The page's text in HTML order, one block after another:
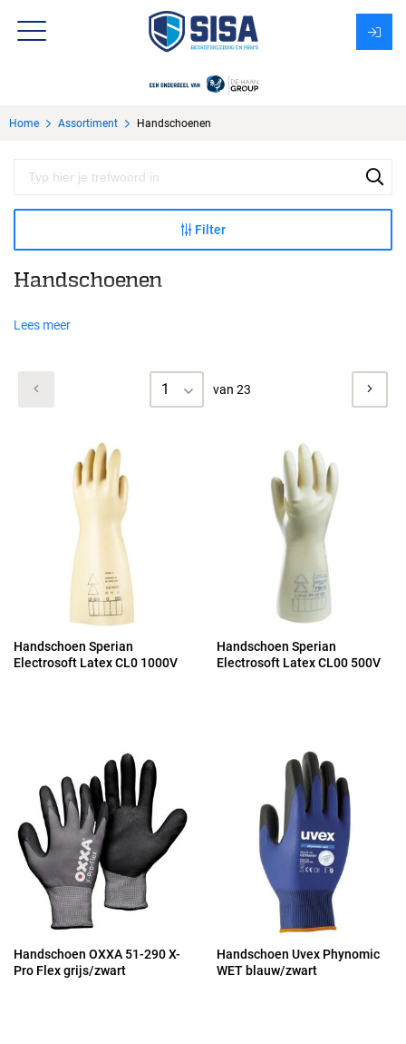
Over Sisa
KMS
Home Assortiment Handschoenen
Filter
Handschoenen
Lees meer
1 van 23
Handschoen Sperian
Electrosoft Latex CL0 1000V
Handschoen Sperian
Electrosoft Latex CL00 500V
Handschoen OXXA 51-290 X-
Pro Flex grijs/zwart
Handschoen Uvex Phynomic
WET blauw/zwart